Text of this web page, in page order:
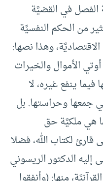
الفصل في القضيَّة
من الحكم النفسيَّة
الاقتصاديَّة، وهذا نصها:
الأموال والخيرات
فيما ينفع غيره، لا
جمعها وحراستها. بل
هي ملكيَّة حق
على قارئ لكتاب الله، فضلا
الدكتور الريسوني